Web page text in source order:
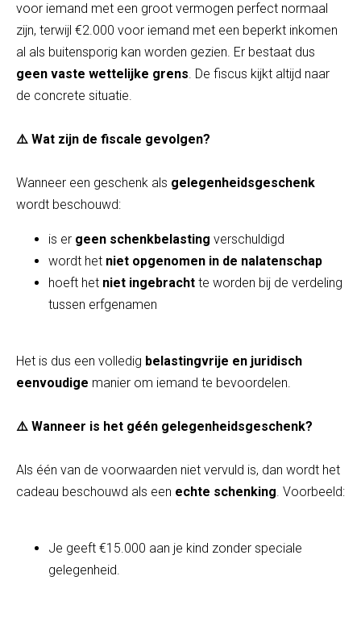
voor iemand met een groot vermogen perfect normaal
zijn, terwijl €2.000 voor iemand met een beperkt inkomen
al als buitensporig kan worden gezien. Er bestaat dus
geen vaste wettelijke grens. De fiscus kijkt altijd naar
de concrete situatie.
⚠️ Wat zijn de fiscale gevolgen?
Wanneer een geschenk als gelegenheidsgeschenk
wordt beschouwd:
is er geen schenkbelasting verschuldigd
wordt het niet opgenomen in de nalatenschap
hoeft het niet ingebracht te worden bij de verdeling
tussen erfgenamen
Het is dus een volledig belastingvrije en juridisch
eenvoudige manier om iemand te bevoordelen.
⚠️ Wanneer is het géén gelegenheidsgeschenk?
Als één van de voorwaarden niet vervuld is, dan wordt het
cadeau beschouwd als een echte schenking. Voorbeeld:
Je geeft €15.000 aan je kind zonder speciale
gelegenheid.